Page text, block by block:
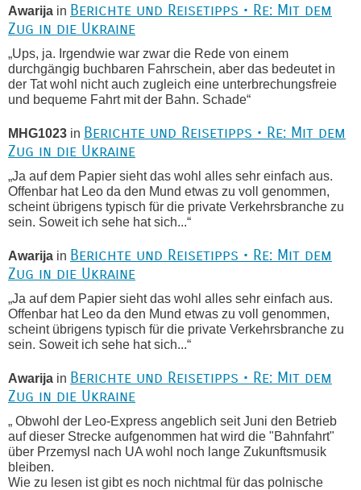
Awarija in Berichte und Reisetipps • Re: Mit dem
Zug in die Ukraine
„Ups, ja. Irgendwie war zwar die Rede von einem
durchgängig buchbaren Fahrschein, aber das bedeutet in
der Tat wohl nicht auch zugleich eine unterbrechungsfreie
und bequeme Fahrt mit der Bahn. Schade“
MHG1023 in Berichte und Reisetipps • Re: Mit dem
Zug in die Ukraine
„Ja auf dem Papier sieht das wohl alles sehr einfach aus.
Offenbar hat Leo da den Mund etwas zu voll genommen,
scheint übrigens typisch für die private Verkehrsbranche zu
sein. Soweit ich sehe hat sich...“
Awarija in Berichte und Reisetipps • Re: Mit dem
Zug in die Ukraine
„Ja auf dem Papier sieht das wohl alles sehr einfach aus.
Offenbar hat Leo da den Mund etwas zu voll genommen,
scheint übrigens typisch für die private Verkehrsbranche zu
sein. Soweit ich sehe hat sich...“
Awarija in Berichte und Reisetipps • Re: Mit dem
Zug in die Ukraine
„ Obwohl der Leo-Express angeblich seit Juni den Betrieb
auf dieser Strecke aufgenommen hat wird die "Bahnfahrt"
über Przemysl nach UA wohl noch lange Zukunftsmusik
bleiben.
Wie zu lesen ist gibt es noch nichtmal für das polnische